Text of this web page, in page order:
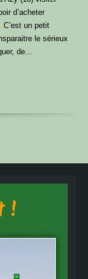
d’acheter
C’est un petit
le sérieux
de...
!